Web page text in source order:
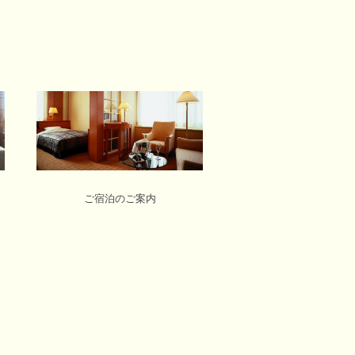
ご宿泊のご案内